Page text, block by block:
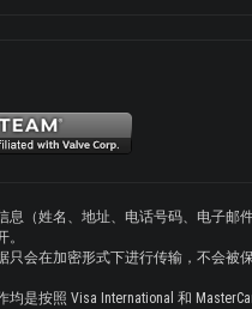
息（姓名、地址、电话号码、电子邮
只会在加密形式下进行传输，不会被
均是按照 Visa International 和